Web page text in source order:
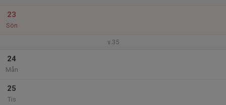
23
Sön
v.35
24
Mån
25
Tis